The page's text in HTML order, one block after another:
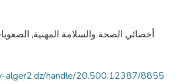
أخصائي الصحة والسلامة المهنية,
alger2.dz/handle/20.500.12387/8855